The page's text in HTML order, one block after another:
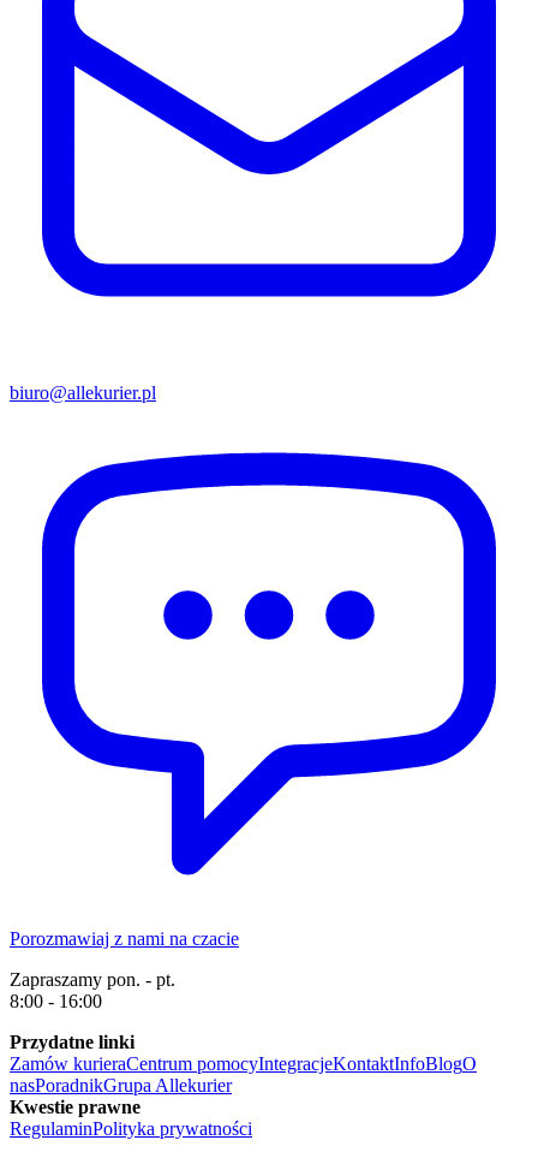
biuro@allekurier.pl
Porozmawiaj z nami na czacie
Zapraszamy pon. - pt.
8:00 - 16:00
Przydatne linki
Zamów kurieraCentrum pomocyIntegracjeKontaktInfoBlogO
nasPoradnikGrupa Allekurier
Kwestie prawne
RegulaminPolityka prywatności